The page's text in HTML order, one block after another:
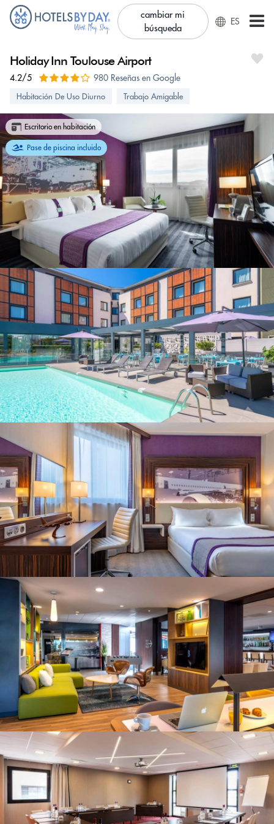
cambiar mi
búsqueda
ES
Holiday Inn Toulouse Airport
4.2/5 980 Reseñas en Google
Habitación De Uso Diurno Trabajo Amigable
Escritorio en habitación
Pase de piscina incluido